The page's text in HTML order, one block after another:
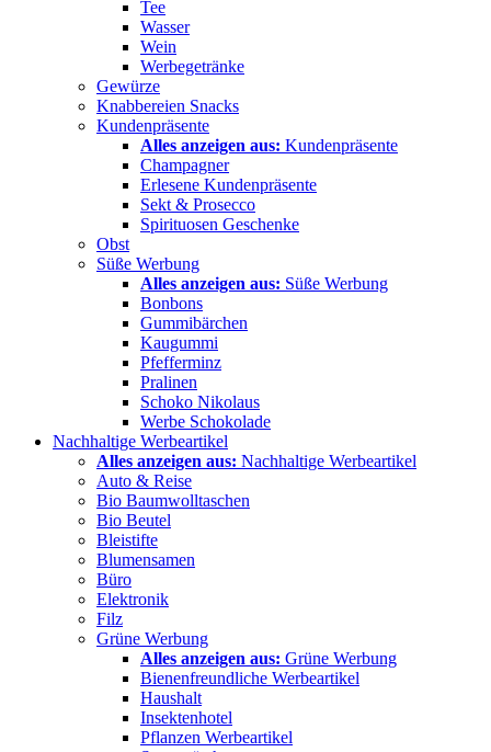
Tee
Wasser
Wein
Werbegetränke
Gewürze
Knabbereien Snacks
Kundenpräsente
Alles anzeigen aus: Kundenpräsente
Champagner
Erlesene Kundenpräsente
Sekt & Prosecco
Spirituosen Geschenke
Obst
Süße Werbung
Alles anzeigen aus: Süße Werbung
Bonbons
Gummibärchen
Kaugummi
Pfefferminz
Pralinen
Schoko Nikolaus
Werbe Schokolade
Nachhaltige Werbeartikel
Alles anzeigen aus: Nachhaltige Werbeartikel
Auto & Reise
Bio Baumwolltaschen
Bio Beutel
Bleistifte
Blumensamen
Büro
Elektronik
Filz
Grüne Werbung
Alles anzeigen aus: Grüne Werbung
Bienenfreundliche Werbeartikel
Haushalt
Insektenhotel
Pflanzen Werbeartikel